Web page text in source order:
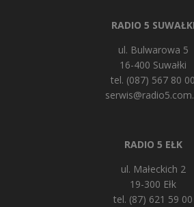
RADIO 5 SUWAŁKI
ul. Bulwarowa 5
16-400 Suwałki
tel. (087) 567 80 00
RADIO 5 EŁK
ul. Małeckich 2
19-300 Ełk
tel. (87) 621 59 00